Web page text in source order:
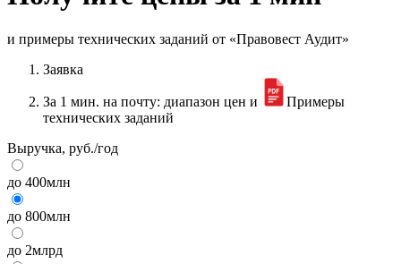
и примеры технических заданий от «Правовест Аудит»
Заявка
За 1 мин. на почту: диапазон цен и
Примеры
технических заданий
Выручка, руб./год
до 400млн
до 800млн
до 2млрд